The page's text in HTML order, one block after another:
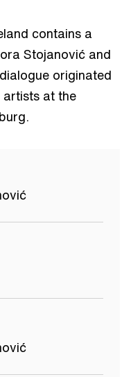
contains a
Stojanović and
originated
artists at the